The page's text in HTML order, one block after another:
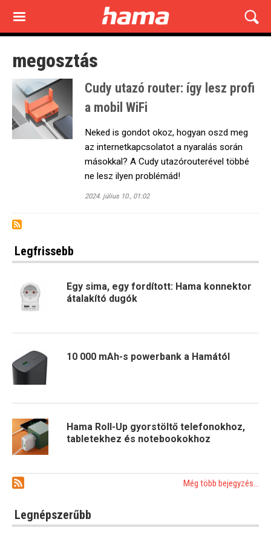
main
megosztás
Cudy utazó router: így lesz profi
a mobil WiFi
Neked is gondot okoz, hogyan oszd meg
az internetkapcsolatot a nyaralás során
másokkal? A Cudy utazórouterével többé
ne lesz ilyen problémád!
2024. július 10., 01:02
Legfrissebb
Egy sima, egy fordított: Hama konnektor
átalakító dugók
10 000 mAh-s powerbank a Hamától
Hama Roll-Up gyorstöltő telefonokhoz,
tabletekhez és notebookokhoz
Még több bejegyzés...
Legnépszerűbb